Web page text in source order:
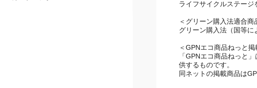
ョンする意図から、「
＜グリーン購入法適合商
＜GPNエコ商品ねっと
「GPNエコ商品ねっと
供するものです。